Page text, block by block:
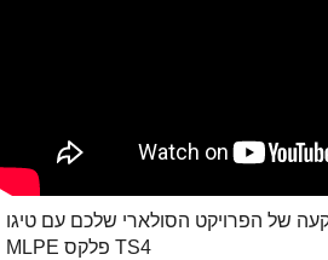
של הפרויקט הסולארי שלכם עם טיגו
TS4 פלקס MLPE